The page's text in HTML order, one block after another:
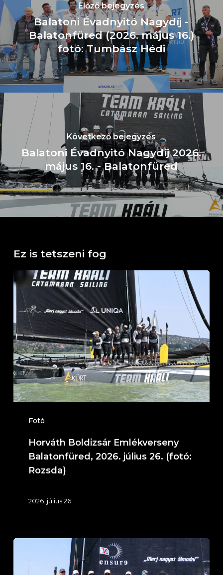
Előző bejegyzés
Balatoni Évadnyitó Nagydíj -
Balatonfüred (2026. május 16.)
fotó: Tumbász Hédi
Következő bejegyzés
Balatoni Évadnyitó Nagydíj 2026.
május 16. - Balatonfüred
Ez is tetszeni fog
Fotó
Horváth
Boldizsár
Emlékverseny
Balatonfüred,
2026.
július
26.
(fotó:
Rozsda)
Horváth Boldizsár Emlékverseny
Balatonfüred, 2026. július 26. (fotó:
Rozsda)
2026. július 26.